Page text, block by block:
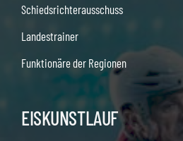
Schiedsrichterausschuss
Landestrainer
Funktionäre der Regionen
EISKUNSTLAUF